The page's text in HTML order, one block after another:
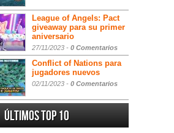
League of Angels: Pact
giveaway para su primer
aniversario
27/11/2023 - 0 Comentarios
Conflict of Nations para
jugadores nuevos
02/11/2023 - 0 Comentarios
Últimos Top 10